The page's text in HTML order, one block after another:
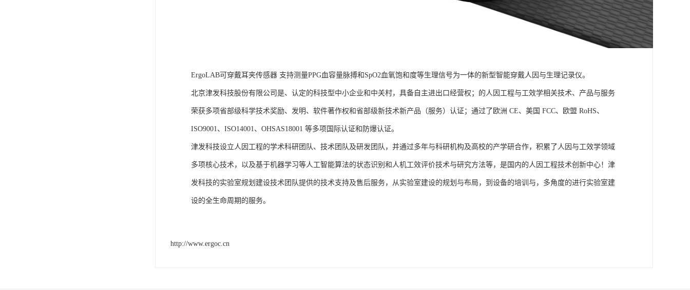
ErgoLAB可穿戴耳夹传感器 支持测量PPG血容量脉搏和SpO2血氧饱和度等生理信号为一体的新型智能穿戴人因与生理记录仪。
北京津发科技股份有限公司是、认定的科技型中小企业和中关村，具备自主进出口经营权；的人因工程与工效学相关技术、产品与服务
荣获多项省部级科学技术奖励、发明、软件著作权和省部级新技术新产品（服务）认证；通过了欧洲 CE、美国 FCC、欧盟 RoHS、
ISO9001、ISO14001、OHSAS18001 等多项国际认证和防爆认证。
津发科技设立人因工程的学术科研团队、技术团队及研发团队，并通过多年与科研机构及高校的产学研合作，积累了人因与工效学领域
多项核心技术，以及基于机器学习等人工智能算法的状态识别和人机工效评价技术与研究方法等，是国内的人因工程技术创新中心！津
发科技的实验室规划建设技术团队提供的技术支持及售后服务，从实验室建设的规划与布局，到设备的培训与，多角度的进行实验室建
设的全生命周期的服务。
http://www.ergoc.cn